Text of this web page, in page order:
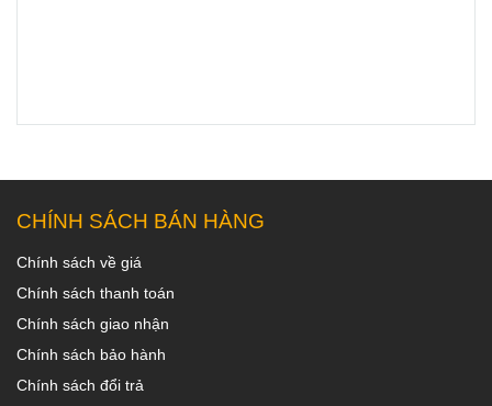
CHÍNH SÁCH BÁN HÀNG
Chính sách về giá
Chính sách thanh toán
Chính sách giao nhận
Chính sách bảo hành
Chính sách đổi trả